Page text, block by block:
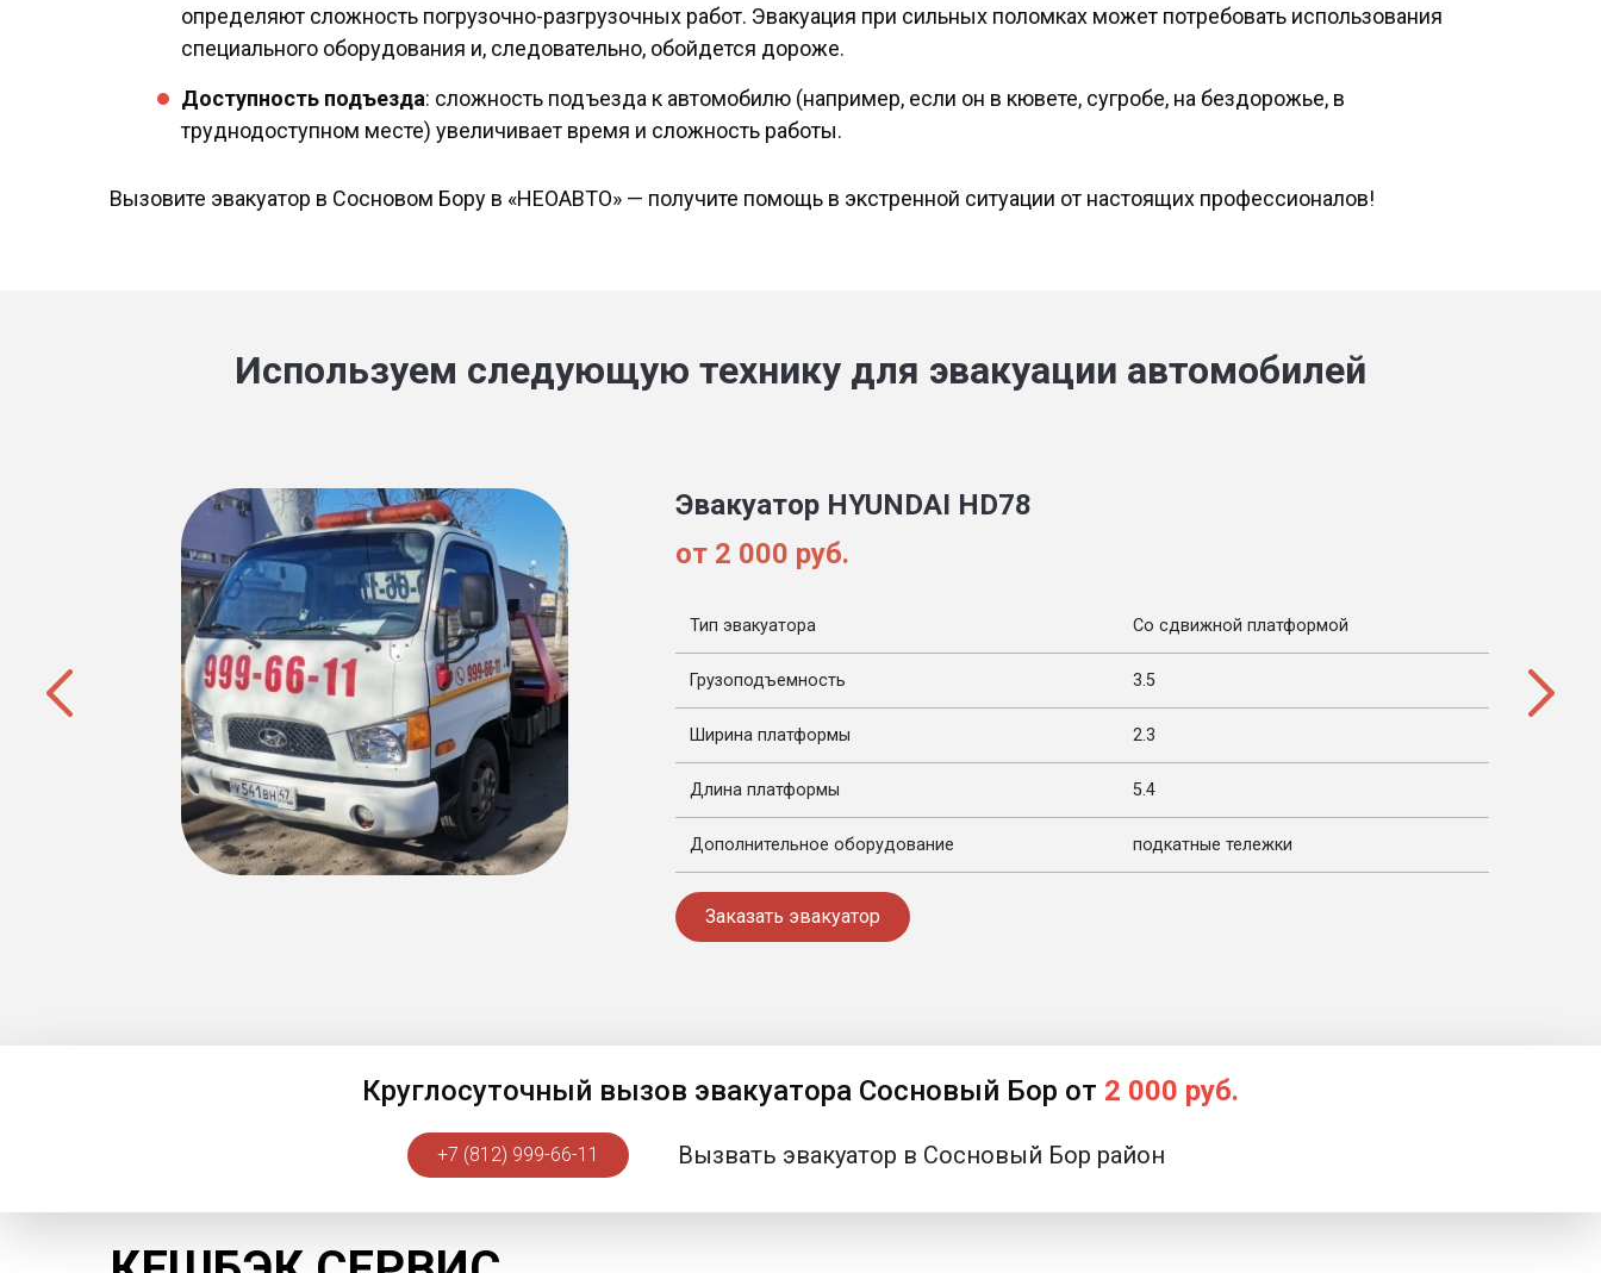
определяют сложность погрузочно-разгрузочных работ. Эвакуация при сильных поломках может потребовать использования
специального оборудования и, следовательно, обойдется дороже.
Доступность подъезда: сложность подъезда к автомобилю (например, если он в кювете, сугробе, на бездорожье, в
труднодоступном месте) увеличивает время и сложность работы.
Вызовите эвакуатор в Сосновом Бору в «НЕОАВТО» — получите помощь в экстренной ситуации от настоящих профессионалов!
Используем следующую технику для эвакуации автомобилей
Эвакуатор HYUNDAI HD78
от 2 000 руб.
Тип эвакуатора Со сдвижной платформой
Грузоподъемность 3.5
Ширина платформы 2.3
Длина платформы 5.4
Дополнительное оборудование подкатные тележки
Заказать эвакуатор
Круглосуточный вызов эвакуатора Сосновый Бор от 2 000 руб.
+7 (812) 999-66-11 Вызвать эвакуатор в Сосновый Бор район